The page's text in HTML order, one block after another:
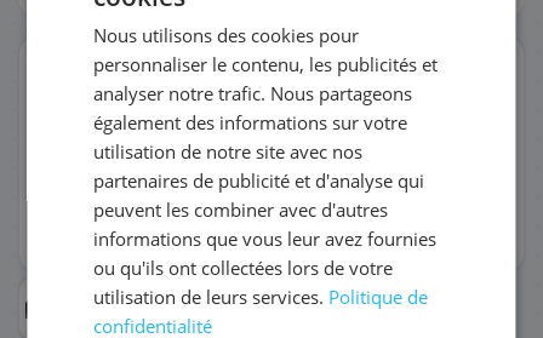
ORIGINAL
RÉFÉRENCE DU PRODUIT
FRÉQUENCE
QUANTITÉ PAR LIVRAISON
DATE DE PREMIÈRE LIVRAISON SOUHAITÉE
Nous utilisons des cookies pour
personnaliser le contenu, les publicités et
analyser notre trafic. Nous partageons
également des informations sur votre
utilisation de notre site avec nos
partenaires de publicité et d'analyse qui
peuvent les combiner avec d'autres
informations que vous leur avez fournies
ou qu'ils ont collectées lors de votre
utilisation de leurs services. Politique de
confidentialité